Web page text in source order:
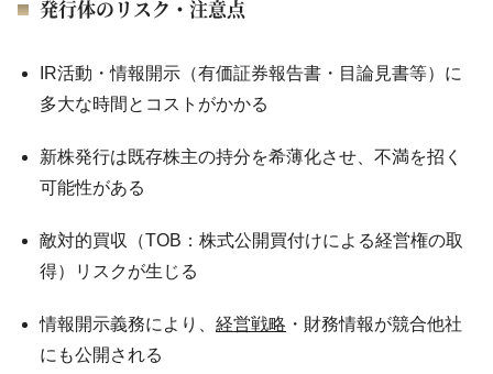
発行体のリスク・注意点
IR活動・情報開示（有価証券報告書・目論見書等）に
多大な時間とコストがかかる
新株発行は既存株主の持分を希薄化させ、不満を招く
可能性がある
敵対的買収（TOB：株式公開買付けによる経営権の取
得）リスクが生じる
情報開示義務により、 経営戦略 ・財務情報が競合他社
にも公開される